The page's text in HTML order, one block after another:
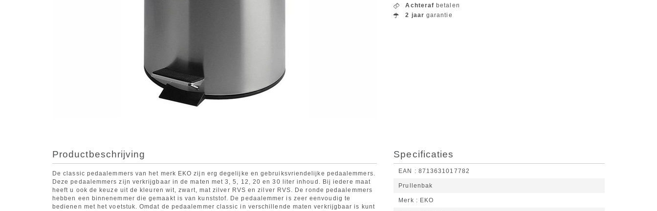
Achteraf betalen
2 jaar garantie
Productbeschrijving
De classic pedaalemmers van het merk EKO zijn erg degelijke en gebruiksvriendelijke pedaalemmers.
Deze pedaalemmers zijn verkrijgbaar in de maten met 3, 5, 12, 20 en 30 liter inhoud. Bij iedere maat
heeft u ook de keuze uit de kleuren wit, zwart, mat zilver RVS en zilver RVS. De ronde pedaalemmers
hebben een binnenemmer die gemaakt is van kunststof. De pedaalemmer is zeer eenvoudig te
bedienen met het voetstuk. Omdat de pedaalemmer classic in verschillende maten verkrijgbaar is kunt
Specificaties
EAN 8713631017782
Prullenbak
Merk EKO